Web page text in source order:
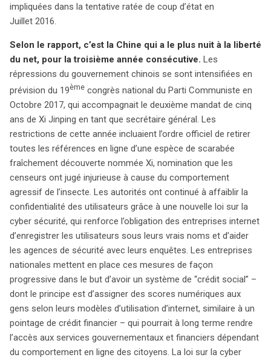
impliquées dans la tentative ratée de coup d’état en
Juillet 2016.
Selon le rapport, c’est la Chine qui a le plus nuit à la liberté
du net, pour la troisième année consécutive. Les
répressions du gouvernement chinois se sont intensifiées en
prévision du 19ème congrès national du Parti Communiste en
Octobre 2017, qui accompagnait le deuxième mandat de cinq
ans de Xi Jinping en tant que secrétaire général. Les
restrictions de cette année incluaient l’ordre officiel de retirer
toutes les références en ligne d’une espèce de scarabée
fraîchement découverte nommée Xi, nomination que les
censeurs ont jugé injurieuse à cause du comportement
agressif de l’insecte. Les autorités ont continué à affaiblir la
confidentialité des utilisateurs grâce à une nouvelle loi sur la
cyber sécurité, qui renforce l’obligation des entreprises internet
d’enregistrer les utilisateurs sous leurs vrais noms et d’aider
les agences de sécurité avec leurs enquêtes. Les entreprises
nationales mettent en place ces mesures de façon
progressive dans le but d’avoir un système de “crédit social” –
dont le principe est d’assigner des scores numériques aux
gens selon leurs modèles d’utilisation d’internet, similaire à un
pointage de crédit financier – qui pourrait à long terme rendre
l’accès aux services gouvernementaux et financiers dépendant
du comportement en ligne des citoyens. La loi sur la cyber
search